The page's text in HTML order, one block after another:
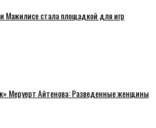
Мажилисе стала площадкой для игр
Меруерт Айтенова: Разведенные женщины